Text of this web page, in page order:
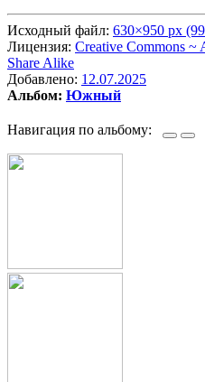
Исходный файл: 630×950 px
Лицензия: Creative Commons ~
Share Alike
Добавлено: 12.07.2025
Альбом: Южный
Навигация по альбому: